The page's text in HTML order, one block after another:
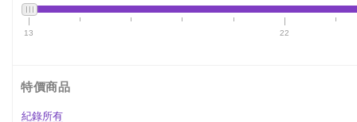
13 22
特價商品
紀錄所有